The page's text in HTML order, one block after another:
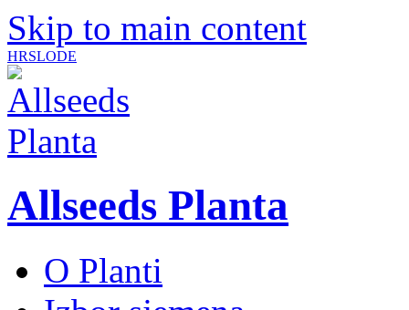
Skip to main content
HRSLODE
Allseeds Planta
O Planti